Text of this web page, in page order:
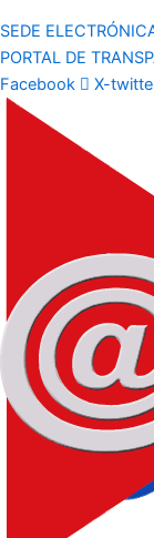
SEDE
PORTAL DE
Facebook
X-